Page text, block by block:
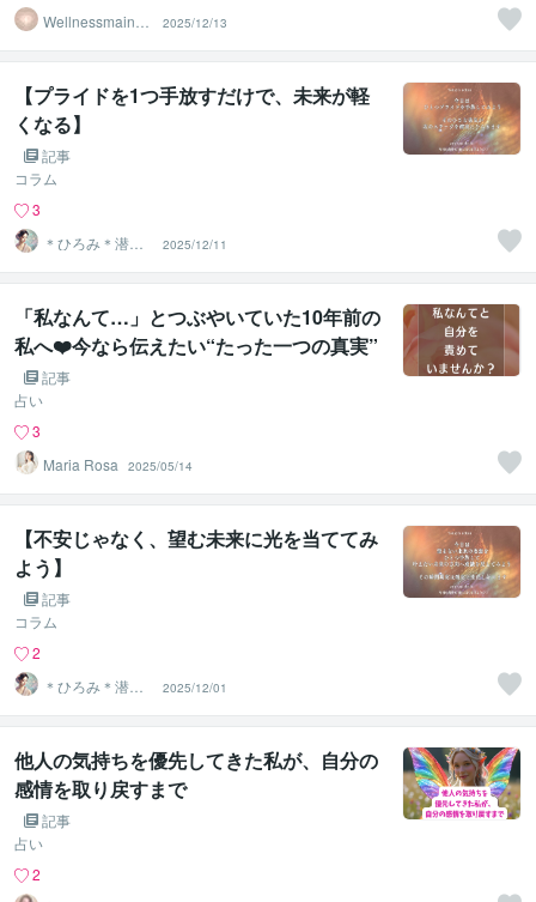
Wellnessmaind
2025/12/13
【プライドを1つ手放すだけで、未来が軽
くなる】
記事
コラム
3
＊ひろみ＊潜在
意識覚醒カウン
セラー
2025/12/11
「私なんて…」とつぶやいていた10年前の
私へ❤️今なら伝えたい“たった一つの真実”
記事
占い
3
Maria Rosa
2025/05/14
【不安じゃなく、望む未来に光を当ててみ
よう】
記事
コラム
2
＊ひろみ＊潜在
意識覚醒カウン
セラー
2025/12/01
他人の気持ちを優先してきた私が、自分の
感情を取り戻すまで
記事
占い
2